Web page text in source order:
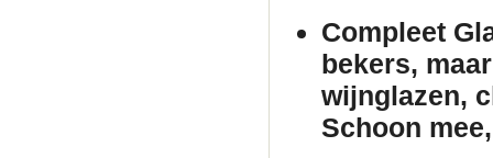
Compleet
bekers,
wijnglazen,
Schoon